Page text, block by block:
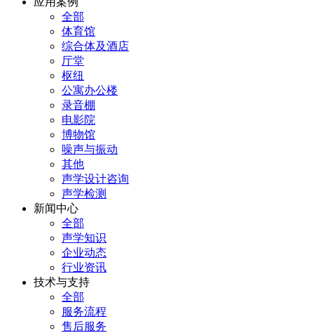
全部
体育馆
综合体及酒店
厅堂
枢纽
公寓办公楼
录音棚
电影院
博物馆
噪声与振动
其他
声学设计咨询
声学检测
新闻中心
全部
声学知识
企业动态
行业资讯
技术与支持
全部
服务流程
售后服务